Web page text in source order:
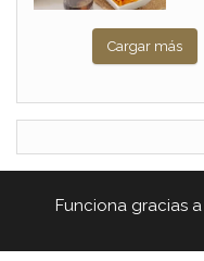
Cargar más
Funciona gracias a